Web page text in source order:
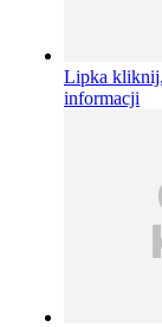
Lipka
informacji